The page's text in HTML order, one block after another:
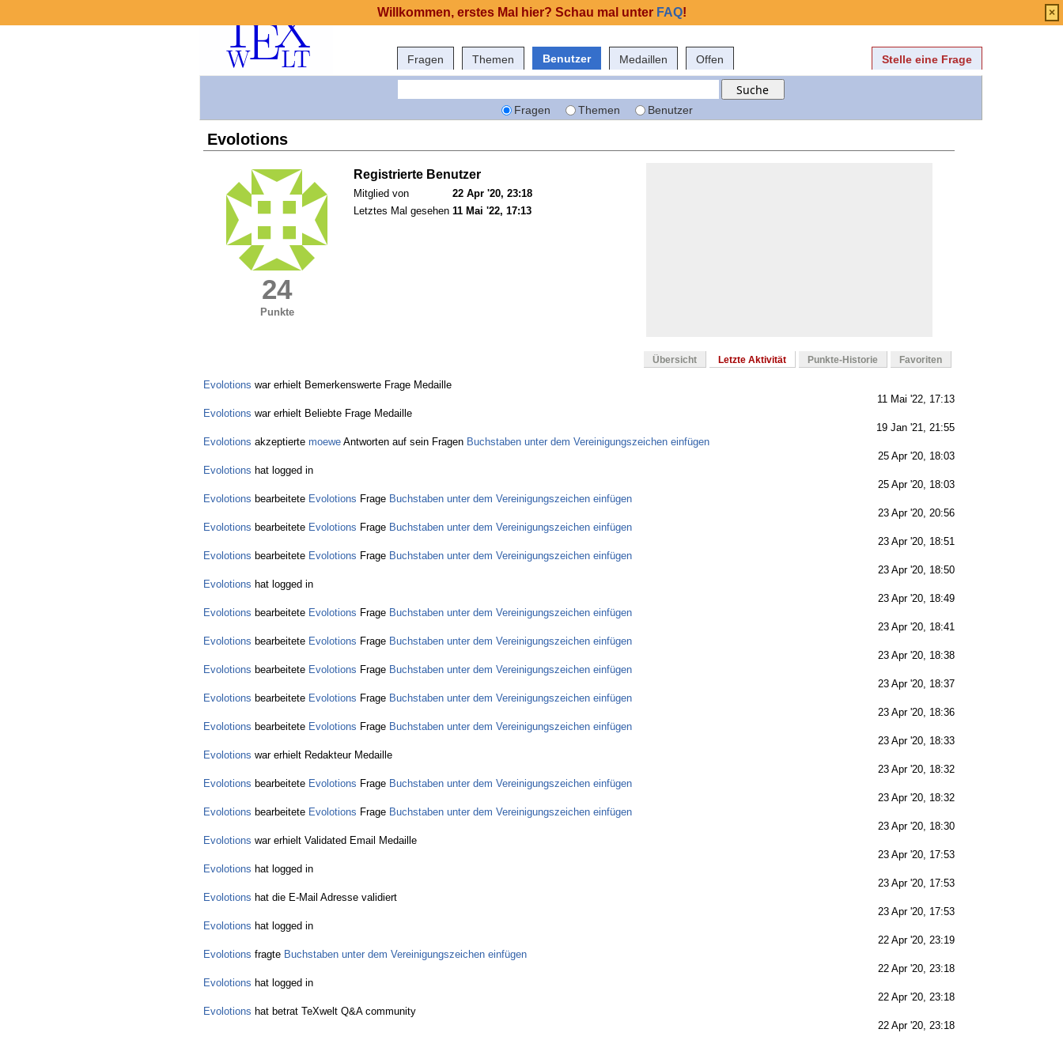
Fragen Themen Benutzer Medaillen Offen Stelle eine Frage
Fragen Themen Benutzer
Evolotions
24
Punkte
Registrierte Benutzer
Mitglied von
22 Apr '20, 23:18
Letztes Mal gesehen 11 Mai '22, 17:13
Übersicht Letzte Aktivität Punkte-Historie Favoriten
Evolotions war erhielt Bemerkenswerte Frage Medaille
11 Mai '22, 17:13
Evolotions war erhielt Beliebte Frage Medaille
19 Jan '21, 21:55
Evolotions akzeptierte moewe Antworten auf sein Fragen Buchstaben unter dem Vereinigungszeichen einfügen
25 Apr '20, 18:03
Evolotions hat logged in
25 Apr '20, 18:03
Evolotions bearbeitete Evolotions Frage Buchstaben unter dem Vereinigungszeichen einfügen
23 Apr '20, 20:56
Evolotions bearbeitete Evolotions Frage Buchstaben unter dem Vereinigungszeichen einfügen
23 Apr '20, 18:51
Evolotions bearbeitete Evolotions Frage Buchstaben unter dem Vereinigungszeichen einfügen
23 Apr '20, 18:50
Evolotions hat logged in
23 Apr '20, 18:49
Evolotions bearbeitete Evolotions Frage Buchstaben unter dem Vereinigungszeichen einfügen
23 Apr '20, 18:41
Evolotions bearbeitete Evolotions Frage Buchstaben unter dem Vereinigungszeichen einfügen
23 Apr '20, 18:38
Evolotions bearbeitete Evolotions Frage Buchstaben unter dem Vereinigungszeichen einfügen
23 Apr '20, 18:37
Evolotions bearbeitete Evolotions Frage Buchstaben unter dem Vereinigungszeichen einfügen
23 Apr '20, 18:36
Evolotions bearbeitete Evolotions Frage Buchstaben unter dem Vereinigungszeichen einfügen
23 Apr '20, 18:33
Evolotions war erhielt Redakteur Medaille
23 Apr '20, 18:32
Evolotions bearbeitete Evolotions Frage Buchstaben unter dem Vereinigungszeichen einfügen
23 Apr '20, 18:32
Evolotions bearbeitete Evolotions Frage Buchstaben unter dem Vereinigungszeichen einfügen
23 Apr '20, 18:30
Evolotions war erhielt Validated Email Medaille
23 Apr '20, 17:53
Evolotions hat logged in
23 Apr '20, 17:53
Evolotions hat die E-Mail Adresse validiert
23 Apr '20, 17:53
Evolotions hat logged in
22 Apr '20, 23:19
Evolotions fragte Buchstaben unter dem Vereinigungszeichen einfügen
22 Apr '20, 23:18
Evolotions hat logged in
22 Apr '20, 23:18
Evolotions hat betrat TeXwelt Q&A community
22 Apr '20, 23:18
Willkommen, erstes Mal hier? Schau mal unter FAQ! ×